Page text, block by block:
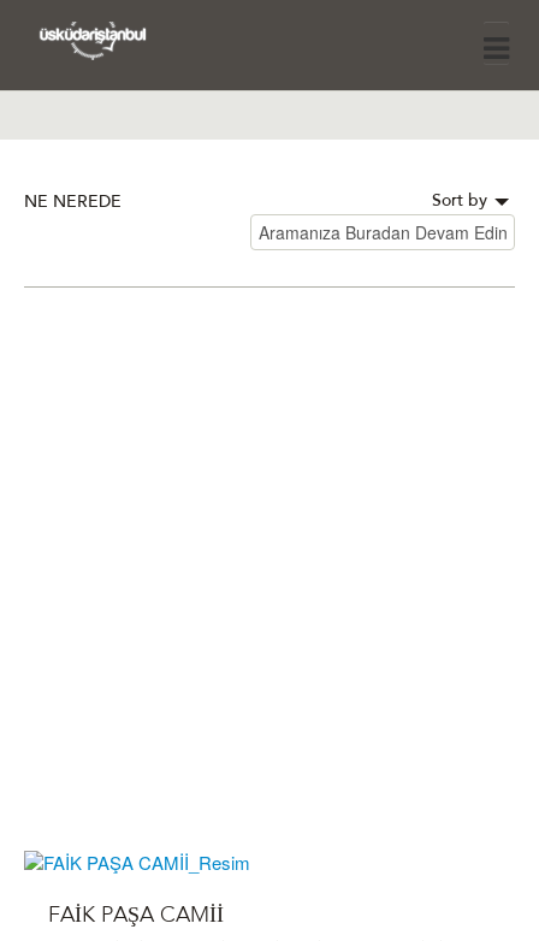
NE NEREDE Sort by
FAİK PAŞA CAMİİ